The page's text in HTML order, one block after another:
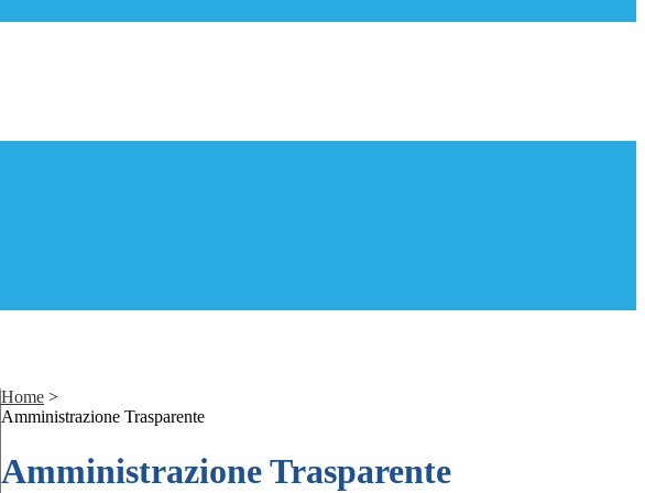
Home >
Amministrazione Trasparente
Amministrazione Trasparente